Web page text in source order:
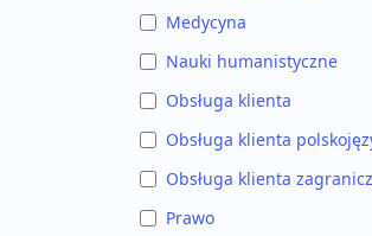
Medycyna
Nauki humanistyczne
Obsługa klienta
Obsługa klienta
Obsługa klienta
Prawo